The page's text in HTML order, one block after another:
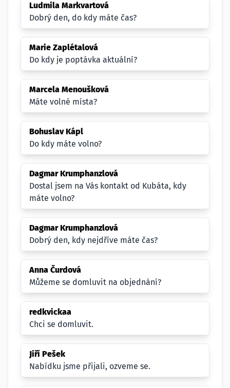
Ludmila Markvartová
Dobrý den, do kdy máte čas?
Marie Zaplétalová
Do kdy je poptávka aktuální?
Marcela Menoušková
Máte volné místa?
Bohuslav Kápl
Do kdy máte volno?
Dagmar Krumphanzlová
Dostal jsem na Vás kontakt od Kubáta, kdy
máte volno?
Dagmar Krumphanzlová
Dobrý den, kdy nejdříve máte čas?
Anna Čurdová
Můžeme se domluvit na objednání?
redkvickaa
Chci se domluvit.
Jiří Pešek
Nabídku jsme přijali, ozveme se.